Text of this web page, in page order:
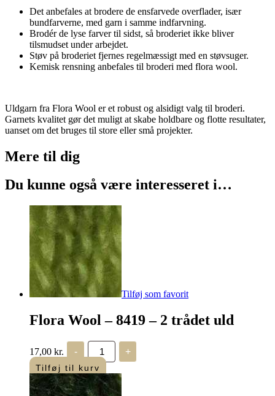
Det anbefales at brodere de ensfarvede overflader, især
bundfarverne, med garn i samme indfarvning.
Brodér de lyse farver til sidst, så broderiet ikke bliver
tilsmudset under arbejdet.
Støv på broderiet fjernes regelmæssigt med en støvsuger.
Kemisk rensning anbefales til broderi med flora wool.
Uldgarn fra Flora Wool er et robust og alsidigt valg til broderi.
Garnets kvalitet gør det muligt at skabe holdbare og flotte resultater,
uanset om det bruges til store eller små projekter.
Mere til dig
Du kunne også være interesseret i…
Tilføj som favorit
Flora Wool – 8419 – 2 trådet uld
17,00 kr. -
Flora
Wool
-
8419
+
Tilføj til kurv